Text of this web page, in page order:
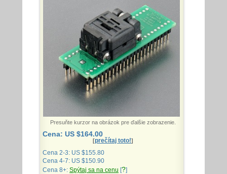
Presuňte kurzor na obrázok pre ďalšie zobrazenie.
Cena: US $164.00
[prečítaj toto!]
Cena 2-3: US $155.80
Cena 4-7: US $150.90
Cena 8+: Spýtaj sa na cenu [?]